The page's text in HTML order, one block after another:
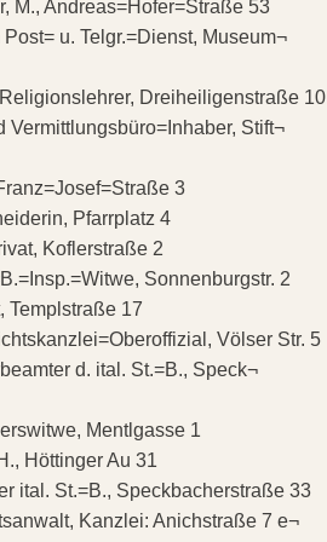
M., Andreas=Hofer=Straße 53
u. Telgr.=Dienst, Museum¬
Dreiheiligenstraße 10
Stift¬
3
Pfarrplatz 4
Koflerstraße 2
Sonnenburgstr. 2
17
Völser Str. 5
d. ital. St.=B., Speck¬
Mentlgasse 1
Höttinger Au 31
ital. St.=B., Speckbacherstraße 33
Kanzlei: Anichstraße 7 e¬